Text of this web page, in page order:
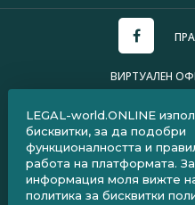
ВИРТУАЛЕН
ПОЛИТИКА ЗА
ЧЗВ
ЧЗВ ЗА
LEGAL-world.ONLINE
бисквитки, за да подобри
функционалността и
работа на платформата.
информация моля вижте
политика за бисквитки